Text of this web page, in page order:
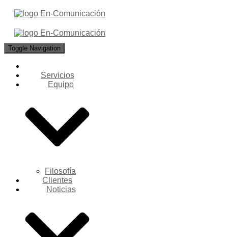
Toggle Navigation
Servicios
Equipo
Filosofía
Clientes
Noticias